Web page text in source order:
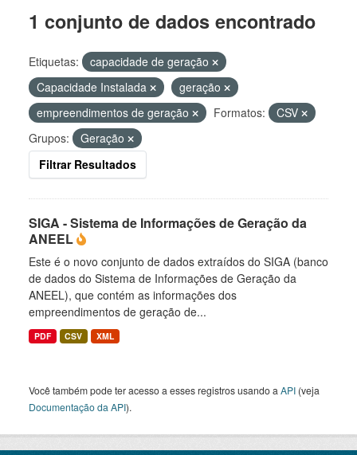
1 conjunto de dados encontrado
Etiquetas:
capacidade de geração
Capacidade Instalada
geração
empreendimentos de geração
Formatos:
CSV
Grupos:
Geração
Filtrar Resultados
SIGA - Sistema de Informações de Geração da
ANEEL
Este é o novo conjunto de dados extraídos do SIGA (banco
de dados do Sistema de Informações de Geração da
ANEEL), que contém as informações dos
empreendimentos de geração de...
PDF CSV XML
Você também pode ter acesso a esses registros usando a API (veja
Documentação da API).